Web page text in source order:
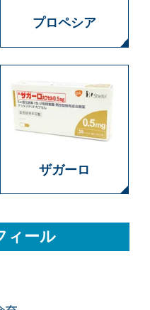
プロペシア
ザガーロ
ィール